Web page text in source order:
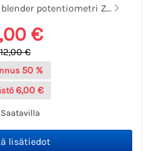
potentiometri Z...
€
12,00 €
50 %
6,00 €